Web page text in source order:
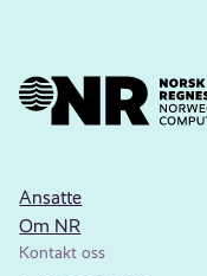
Ansatte
Om NR
Kontakt oss